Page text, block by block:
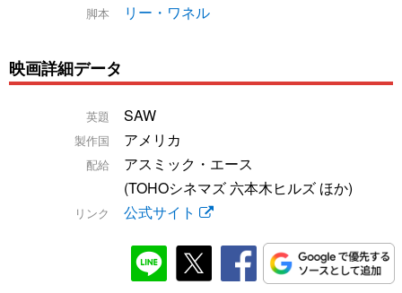
脚本 リー・ワネル
映画詳細データ
英題 SAW
製作国 アメリカ
配給
アスミック・エース
(TOHOシネマズ 六本木ヒルズ ほか)
リンク 公式サイト